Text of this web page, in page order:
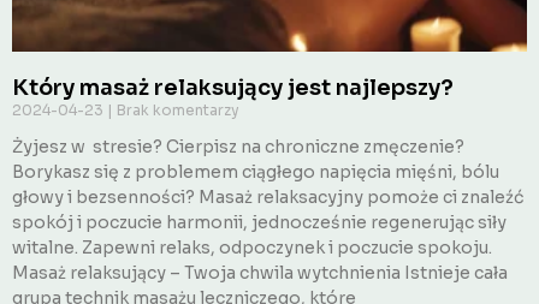
Który masaż relaksujący jest najlepszy?
2024-04-23 Brak komentarzy
Żyjesz w stresie? Cierpisz na chroniczne zmęczenie?
Borykasz się z problemem ciągłego napięcia mięśni, bólu
głowy i bezsenności? Masaż relaksacyjny pomoże ci znaleźć
spokój i poczucie harmonii, jednocześnie regenerując siły
witalne. Zapewni relaks, odpoczynek i poczucie spokoju.
Masaż relaksujący – Twoja chwila wytchnienia Istnieje cała
grupa technik masażu leczniczego, które